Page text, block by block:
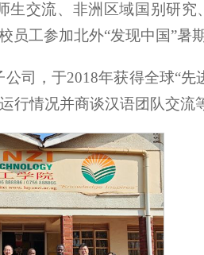
交流、非洲区域国别研
工参加北外“发现中国”暑
司，于2018年获得全球“
行情况并商谈汉语团队交流